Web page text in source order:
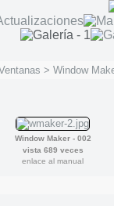
> Window
Window Maker - 002
vista 689 veces
enlace al manual